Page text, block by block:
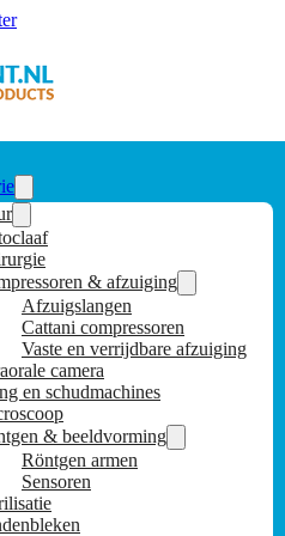
& afzuiging
Afzuigslangen
Cattani compressoren
Vaste en verrijdbare afzuiging
camera
en schudmachines
& beeldvorming
Röntgen armen
Sensoren